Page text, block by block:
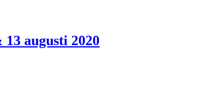
augusti 2020